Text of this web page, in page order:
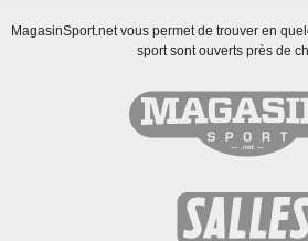
MagasinSport.net vous permet de trouver en
sport sont ouverts près de